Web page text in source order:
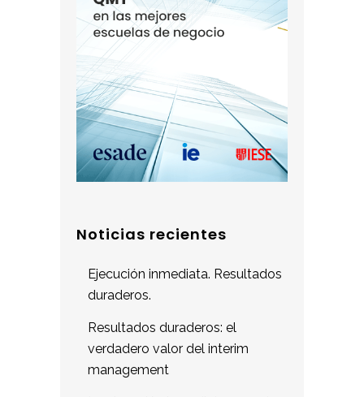
Noticias recientes
Ejecución inmediata. Resultados
duraderos.
Resultados duraderos: el
verdadero valor del interim
management